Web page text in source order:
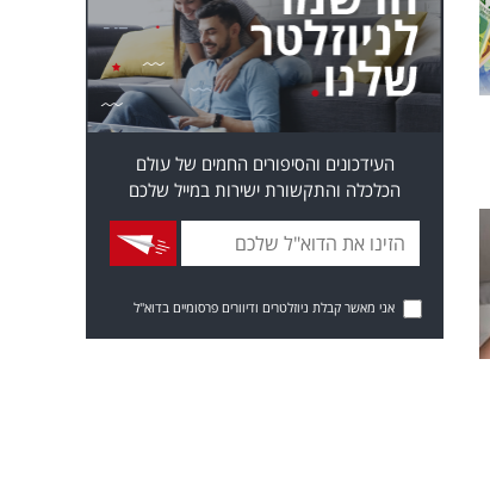
העידכונים והסיפורים החמים של עולם
הכלכלה והתקשורת ישירות במייל שלכם
אני מאשר קבלת ניוזלטרים ודיוורים פרסומיים בדוא"ל